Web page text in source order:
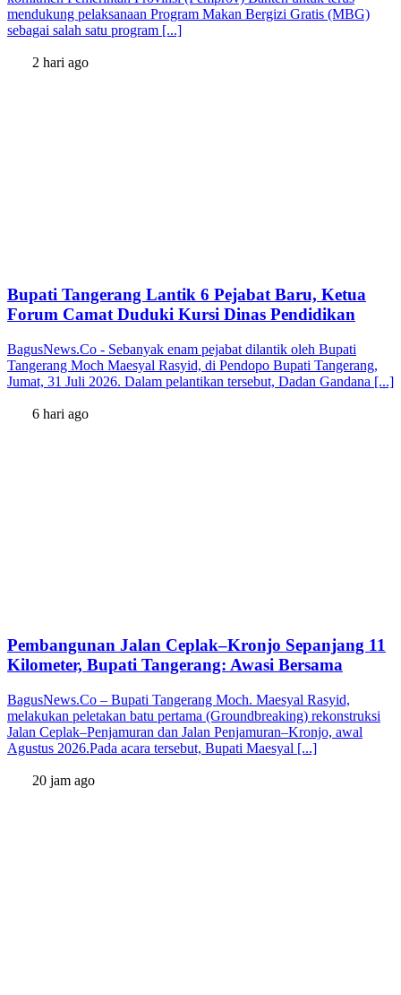
mendukung pelaksanaan Program Makan Bergizi Gratis (MBG)
sebagai salah satu program [...]
2 hari ago
Bupati Tangerang Lantik 6 Pejabat Baru, Ketua
Forum Camat Duduki Kursi Dinas Pendidikan
BagusNews.Co - Sebanyak enam pejabat dilantik oleh Bupati
Tangerang Moch Maesyal Rasyid, di Pendopo Bupati Tangerang,
Jumat, 31 Juli 2026. Dalam pelantikan tersebut, Dadan Gandana [...]
6 hari ago
Pembangunan Jalan Ceplak–Kronjo Sepanjang 11
Kilometer, Bupati Tangerang: Awasi Bersama
BagusNews.Co – Bupati Tangerang Moch. Maesyal Rasyid,
melakukan peletakan batu pertama (Groundbreaking) rekonstruksi
Jalan Ceplak–Penjamuran dan Jalan Penjamuran–Kronjo, awal
Agustus 2026.Pada acara tersebut, Bupati Maesyal [...]
20 jam ago